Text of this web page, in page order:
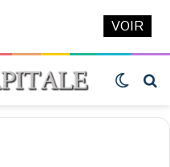
Switch
VOIR